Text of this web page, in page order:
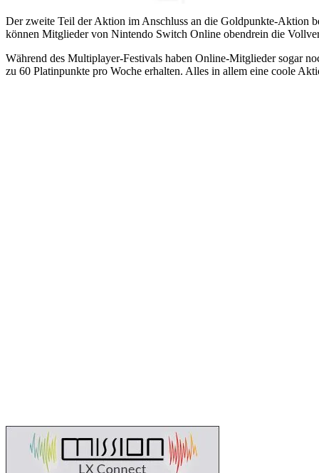
Der zweite Teil der Aktion im Anschluss an die Goldpunkte-Aktion
können Mitglieder von Nintendo Switch Online obendrein die
Während des Multiplayer-Festivals haben Online-Mitglieder sogar
zu 60 Platinpunkte pro Woche erhalten. Alles in allem eine coole